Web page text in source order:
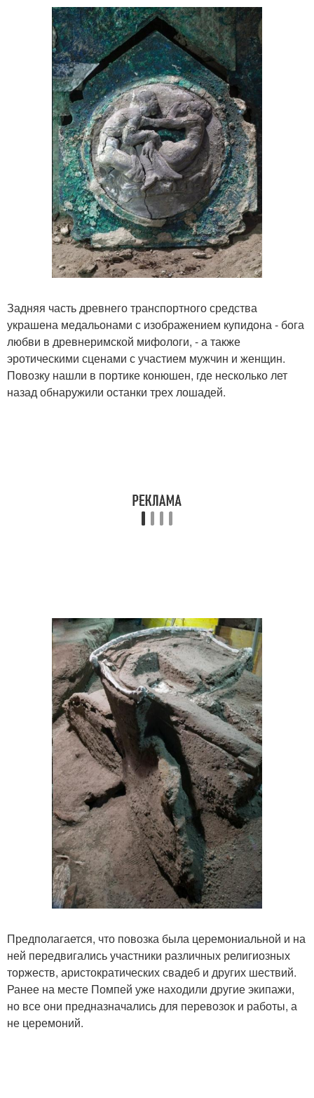
Задняя часть древнего транспортного средства
украшена медальонами с изображением купидона - бога
любви в древнеримской мифологи, - а также
эротическими сценами с участием мужчин и женщин.
Повозку нашли в портике конюшен, где несколько лет
назад обнаружили останки трех лошадей.
Предполагается, что повозка была церемониальной и на
ней передвигались участники различных религиозных
торжеств, аристократических свадеб и других шествий.
Ранее на месте Помпей уже находили другие экипажи,
но все они предназначались для перевозок и работы, а
не церемоний.